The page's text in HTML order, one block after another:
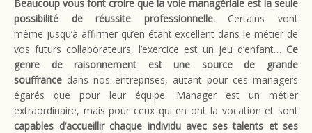
Beaucoup vous font croire que la voie managériale est la seule
possibilité de réussite professionnelle. Certains vont
même jusqu’à affirmer qu’en étant excellent dans le métier de
vos futurs collaborateurs, l’exercice est un jeu d’enfant… Ce
genre de raisonnement est une source de grande
souffrance dans nos entreprises, autant pour ces managers
égarés que pour leur équipe. Manager est un métier
extraordinaire, mais pour ceux qui en ont la vocation et sont
capables d’accueillir chaque individu avec ses talents et ses